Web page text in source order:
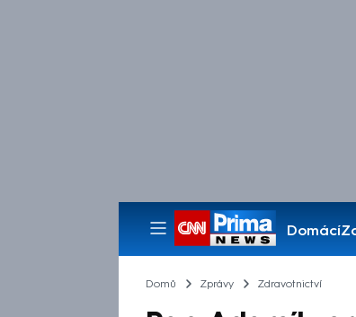
Domácí
Pořady
Domů Zprávy Zdravotnictví